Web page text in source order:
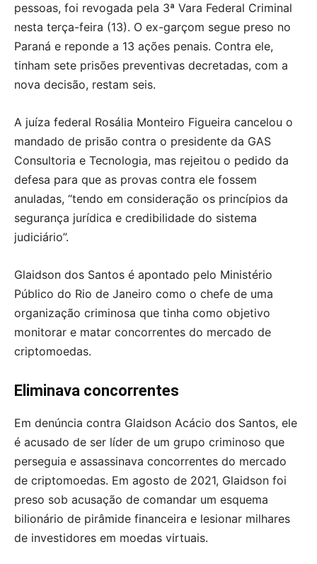
pessoas, foi revogada pela 3ª Vara Federal Criminal
nesta terça-feira (13). O ex-garçom segue preso no
Paraná e reponde a 13 ações penais. Contra ele,
tinham sete prisões preventivas decretadas, com a
nova decisão, restam seis.
A juíza federal Rosália Monteiro Figueira cancelou o
mandado de prisão contra o presidente da GAS
Consultoria e Tecnologia, mas rejeitou o pedido da
defesa para que as provas contra ele fossem
anuladas, “tendo em consideração os princípios da
segurança jurídica e credibilidade do sistema
judiciário”.
Glaidson dos Santos é apontado pelo Ministério
Público do Rio de Janeiro como o chefe de uma
organização criminosa que tinha como objetivo
monitorar e matar concorrentes do mercado de
criptomoedas.
Eliminava concorrentes
Em denúncia contra Glaidson Acácio dos Santos, ele
é acusado de ser líder de um grupo criminoso que
perseguia e assassinava concorrentes do mercado
de criptomoedas. Em agosto de 2021, Glaidson foi
preso sob acusação de comandar um esquema
bilionário de pirâmide financeira e lesionar milhares
de investidores em moedas virtuais.